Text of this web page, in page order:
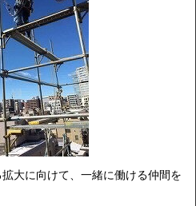
大に向けて、一緒に働ける仲間を